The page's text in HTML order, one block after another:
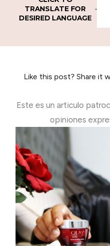
TRANSLATE FOR
DESIRED LANGUAGE
Like this post? Share it
Este es un articulo
opiniones